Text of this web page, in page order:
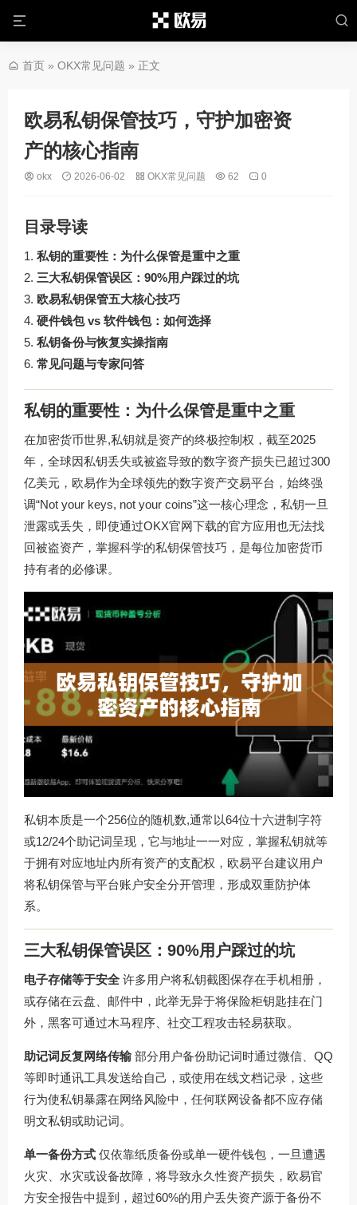
首页 » OKX常见问题 » 正文
欧易私钥保管技巧，守护加密资
产的核心指南
okx 2026-06-02 OKX常见问题 62 0
目录导读
私钥的重要性：为什么保管是重中之重
三大私钥保管误区：90%用户踩过的坑
欧易私钥保管五大核心技巧
硬件钱包 vs 软件钱包：如何选择
私钥备份与恢复实操指南
常见问题与专家问答
私钥的重要性：为什么保管是重中之重
在加密货币世界,私钥就是资产的终极控制权，截至2025
年，全球因私钥丢失或被盗导致的数字资产损失已超过300
亿美元，欧易作为全球领先的数字资产交易平台，始终强
调“Not your keys, not your coins”这一核心理念，私钥一旦
泄露或丢失，即使通过OKX官网下载的官方应用也无法找
回被盗资产，掌握科学的私钥保管技巧，是每位加密货币
持有者的必修课。
私钥本质是一个256位的随机数,通常以64位十六进制字符
或12/24个助记词呈现，它与地址一一对应，掌握私钥就等
于拥有对应地址内所有资产的支配权，欧易平台建议用户
将私钥保管与平台账户安全分开管理，形成双重防护体
系。
三大私钥保管误区：90%用户踩过的坑
电子存储等于安全许多用户将私钥截图保存在手机相册，
或存储在云盘、邮件中，此举无异于将保险柜钥匙挂在门
外，黑客可通过木马程序、社交工程攻击轻易获取。
助记词反复网络传输 部分用户备份助记词时通过微信、QQ
等即时通讯工具发送给自己，或使用在线文档记录，这些
行为使私钥暴露在网络风险中，任何联网设备都不应存储
明文私钥或助记词。
单一备份方式 仅依靠纸质备份或单一硬件钱包，一旦遭遇
火灾、水灾或设备故障，将导致永久性资产损失，欧易官
方安全报告中提到，超过60%的用户丢失资产源于备份不